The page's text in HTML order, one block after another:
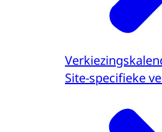
Site-specifieke